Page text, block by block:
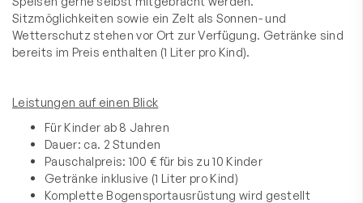
Sitzmöglichkeiten sowie ein Zelt als Sonnen- und
Wetterschutz stehen vor Ort zur Verfügung. Getränke sind
bereits im Preis enthalten (1 Liter pro Kind).
Leistungen auf einen Blick
Für Kinder ab 8 Jahren
Dauer: ca. 2 Stunden
Pauschalpreis: 100 € für bis zu 10 Kinder
Getränke inklusive (1 Liter pro Kind)
Komplette Bogensportausrüstung wird gestellt